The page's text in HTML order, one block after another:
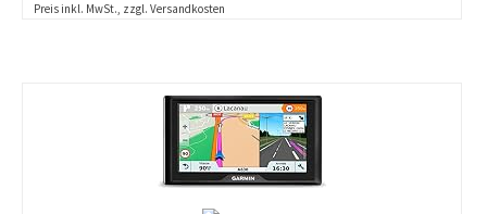
Preis inkl. MwSt., zzgl. Versandkosten